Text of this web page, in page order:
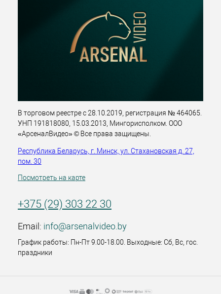
В торговом реестре с 28.10.2019, регистрация № 464065.
УНП 191818080, 15.03.2013, Мингорисполком. ООО
«АрсеналВидео» © Все права защищены.
Республика Беларусь, г. Минск, ул. Стахановская д. 27,
пом. 30
Посмотреть на карте
+375 (29) 303 22 30
Email: info@arsenalvideo.by
График работы: Пн-Пт 9.00-18.00. Выходные: Сб, Вс, гос.
праздники